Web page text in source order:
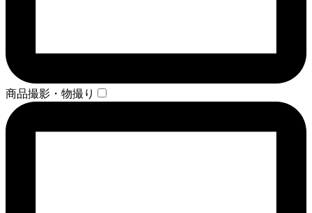
商品撮影・物撮り